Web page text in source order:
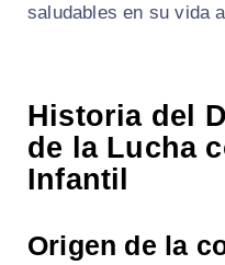
saludables en su vida
Historia del
de la Lucha
Infantil
Origen de la